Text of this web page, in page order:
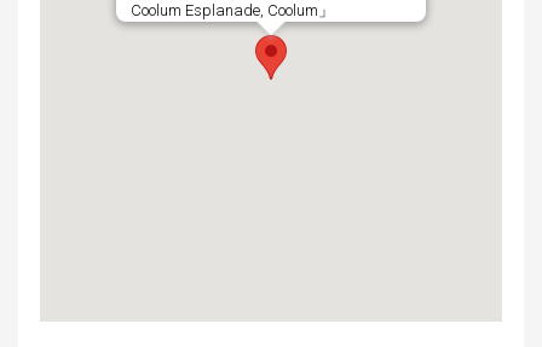
Coolum Esplanade, Coolum」